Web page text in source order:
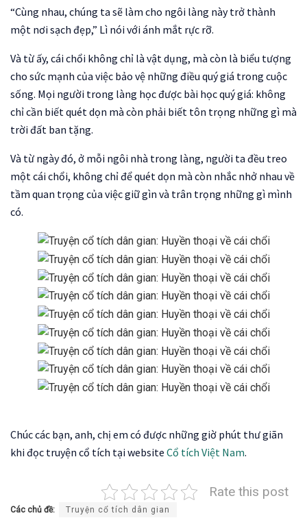
“Cùng nhau, chúng ta sẽ làm cho ngôi làng này trở thành
một nơi sạch đẹp,” Lì nói với ánh mắt rực rỡ.
Và từ ấy, cái chổi không chỉ là vật dụng, mà còn là biểu tượng
cho sức mạnh của việc bảo vệ những điều quý giá trong cuộc
sống. Mọi người trong làng học được bài học quý giá: không
chỉ cần biết quét dọn mà còn phải biết tôn trọng những gì mà
trời đất ban tặng.
Và từ ngày đó, ở mỗi ngôi nhà trong làng, người ta đều treo
một cái chổi, không chỉ để quét dọn mà còn nhắc nhở nhau về
tầm quan trọng của việc giữ gìn và trân trọng những gì mình
có.
Chúc các bạn, anh, chị em có được những giờ phút thư giãn
khi đọc truyện cổ tích tại website Cổ tích Việt Nam.
Rate this post
Các chủ đề: Truyện cổ tích dân gian